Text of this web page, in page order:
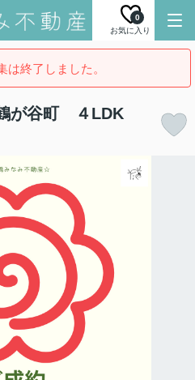
お気に入り
0
は終了しました。
が谷町 ４LDK